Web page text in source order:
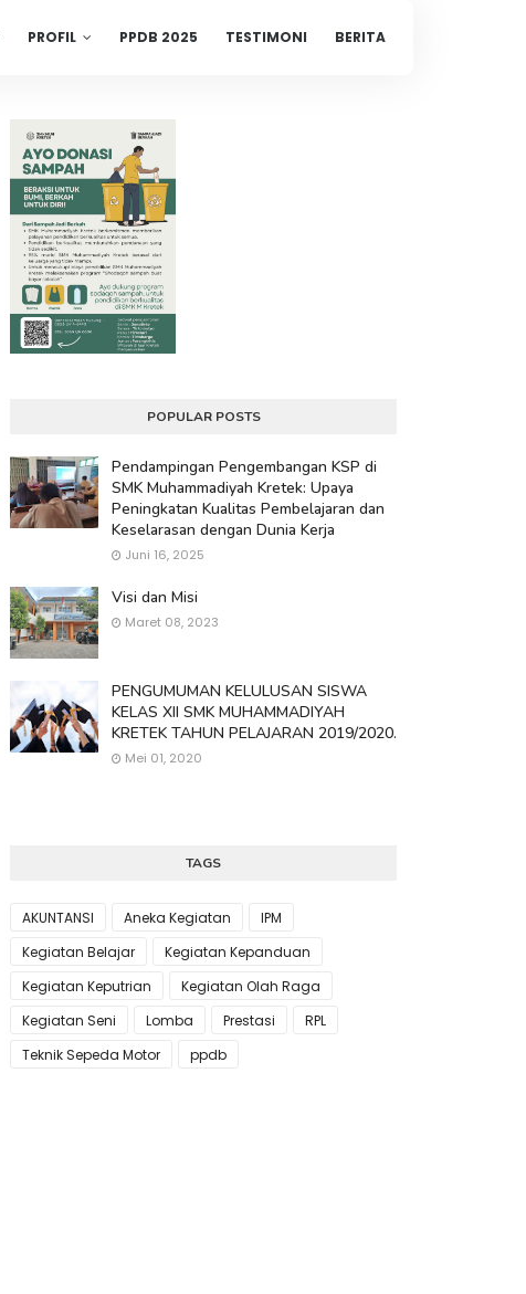
PROFIL PPDB 2025 TESTIMONI BERITA
POPULAR POSTS
Pendampingan Pengembangan KSP di
SMK Muhammadiyah Kretek: Upaya
Peningkatan Kualitas Pembelajaran dan
Keselarasan dengan Dunia Kerja
Juni 16, 2025
Visi dan Misi
Maret 08, 2023
PENGUMUMAN KELULUSAN SISWA
KELAS XII SMK MUHAMMADIYAH
KRETEK TAHUN PELAJARAN 2019/2020.
Mei 01, 2020
TAGS
AKUNTANSI Aneka Kegiatan
IPM
Kegiatan Belajar
Kegiatan Kepanduan
Kegiatan Keputrian
Kegiatan Olah Raga
Kegiatan Seni
Lomba Prestasi
RPL
Teknik Sepeda Motor
ppdb